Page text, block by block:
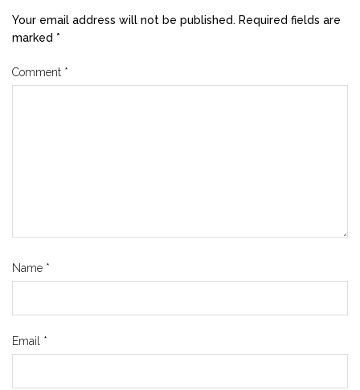
Your email address will not be published. Required fields are
marked *
Comment *
Name *
Email *